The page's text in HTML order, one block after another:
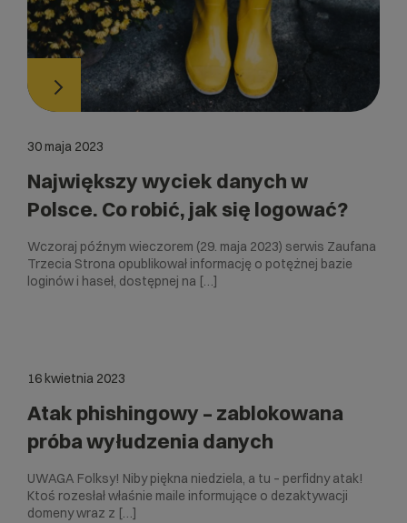
30 maja 2023
Największy wyciek danych w
Polsce. Co robić, jak się logować?
Wczoraj późnym wieczorem (29. maja 2023) serwis Zaufana
Trzecia Strona opublikował informację o potężnej bazie
loginów i haseł, dostępnej na […]
16 kwietnia 2023
Atak phishingowy – zablokowana
próba wyłudzenia danych
UWAGA Folksy! Niby piękna niedziela, a tu – perfidny atak!
Ktoś rozesłał właśnie maile informujące o dezaktywacji
domeny wraz z […]